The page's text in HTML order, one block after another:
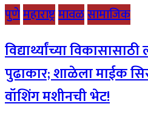
पुणेमहाराष्ट्रमावळसामाजिक
विद्यार्थ्यांच्या
पुढाकार; शाळेला माईक
वॉशिंग मशीनची भेट!